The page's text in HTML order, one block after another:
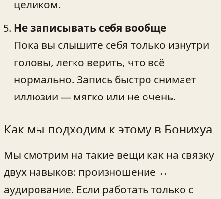
целиком.
Не записывать себя вообще
Пока вы слышите себя только изнутри
головы, легко верить, что всё
нормально. Запись быстро снимает
иллюзии — мягко или не очень.
Как мы подходим к этому в Бонихуа
Мы смотрим на такие вещи как на связку
двух навыков: произношение ↔
аудирование. Если работать только с